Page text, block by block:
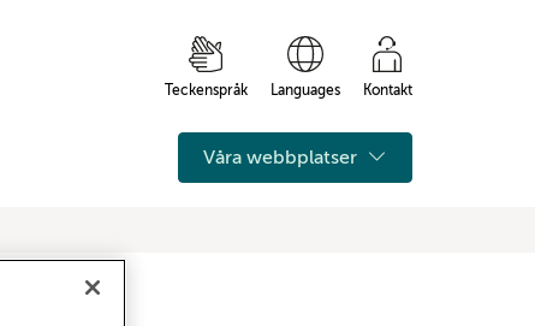
Teckenspråk Languages Kontakt
Våra webbplatser